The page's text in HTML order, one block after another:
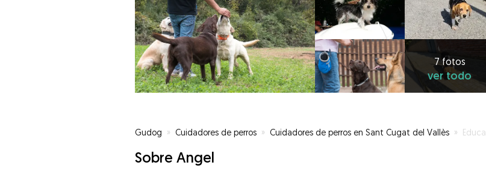
7 fotos
ver todo
Gudog » Cuidadores de perros » Cuidadores de perros en Sant Cugat del Vallès » Educador Canino y una casa con encanto!
Sobre Angel